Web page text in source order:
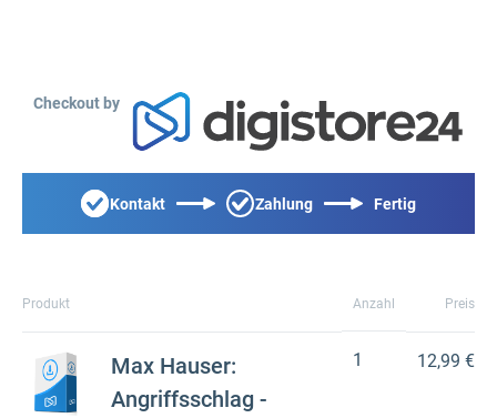
Checkout by
Kontakt Zahlung Fertig
Produkt Anzahl Preis
Max Hauser:
Angriffsschlag -
1 12,99 €